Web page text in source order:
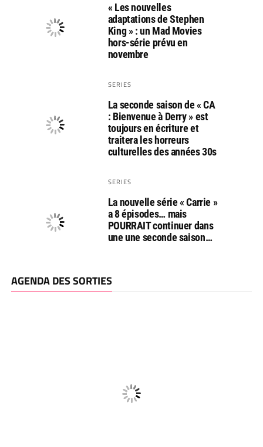
« Les nouvelles
adaptations de Stephen
King » : un Mad Movies
hors-série prévu en
novembre
SERIES
La seconde saison de « CA
: Bienvenue à Derry » est
toujours en écriture et
traitera les horreurs
culturelles des années 30s
SERIES
La nouvelle série « Carrie »
a 8 épisodes… mais
POURRAIT continuer dans
une une seconde saison…
AGENDA DES SORTIES